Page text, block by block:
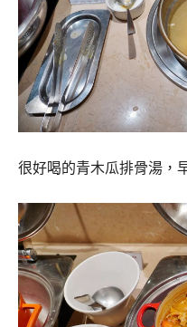
很好喝的青木瓜排骨湯，